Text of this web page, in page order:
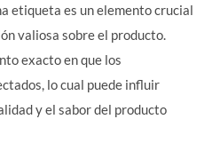
etiqueta es un elemento crucial
valiosa sobre el producto.
exacto en que los
lo cual puede influir
y el sabor del producto